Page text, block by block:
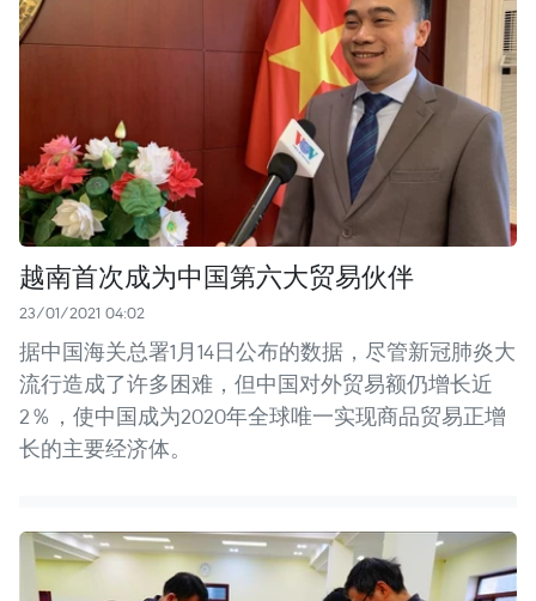
越南首次成为中国第六大贸易伙伴
23/01/2021 04:02
据中国海关总署1月14日公布的数据，尽管新冠肺炎大
流行造成了许多困难，但中国对外贸易额仍增长近
2％，使中国成为2020年全球唯一实现商品贸易正增
长的主要经济体。